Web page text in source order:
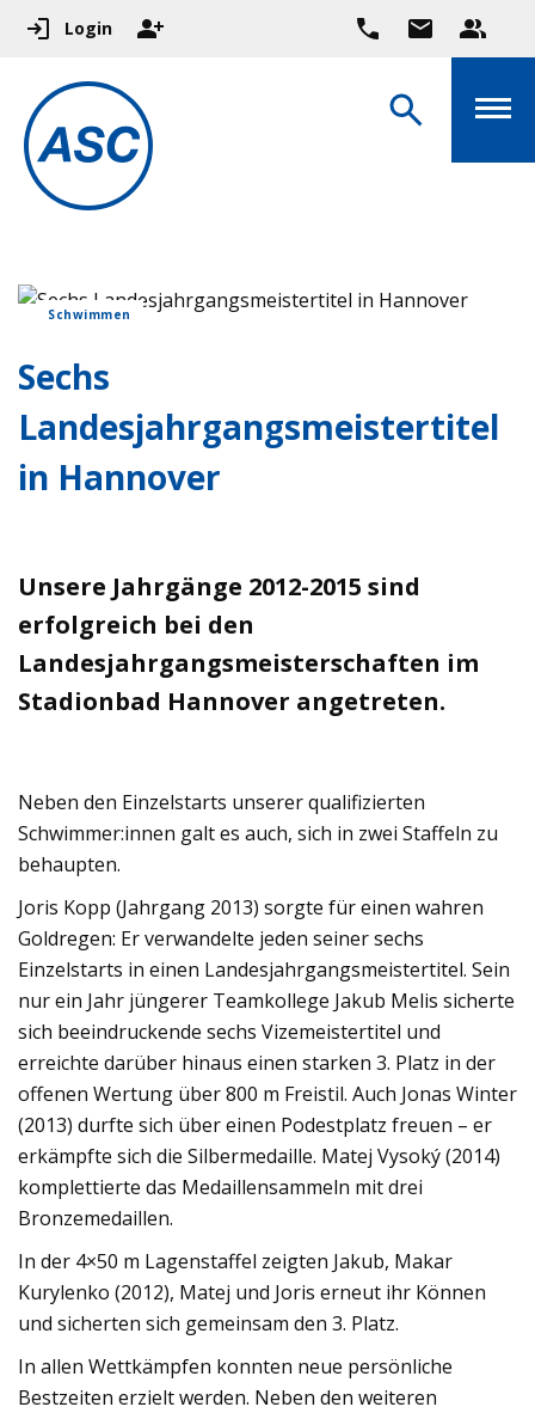
Login
Schwimmen
Sechs
Landesjahrgangsmeistertitel
in Hannover
Unsere Jahrgänge 2012-2015 sind
erfolgreich bei den
Landesjahrgangsmeisterschaften im
Stadionbad Hannover angetreten.
Neben den Einzelstarts unserer qualifizierten
Schwimmer:innen galt es auch, sich in zwei Staffeln zu
behaupten.
Joris Kopp (Jahrgang 2013) sorgte für einen wahren
Goldregen: Er verwandelte jeden seiner sechs
Einzelstarts in einen Landesjahrgangsmeistertitel. Sein
nur ein Jahr jüngerer Teamkollege Jakub Melis sicherte
sich beeindruckende sechs Vizemeistertitel und
erreichte darüber hinaus einen starken 3. Platz in der
offenen Wertung über 800 m Freistil. Auch Jonas Winter
(2013) durfte sich über einen Podestplatz freuen – er
erkämpfte sich die Silbermedaille. Matej Vysoký (2014)
komplettierte das Medaillensammeln mit drei
Bronzemedaillen.
In der 4×50 m Lagenstaffel zeigten Jakub, Makar
Kurylenko (2012), Matej und Joris erneut ihr Können
und sicherten sich gemeinsam den 3. Platz.
In allen Wettkämpfen konnten neue persönliche
Bestzeiten erzielt werden. Neben den weiteren